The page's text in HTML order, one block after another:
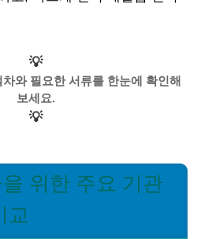
💡
와 필요한 서류를 한눈에 확인해
보세요.
💡
위한 주요 기관
교